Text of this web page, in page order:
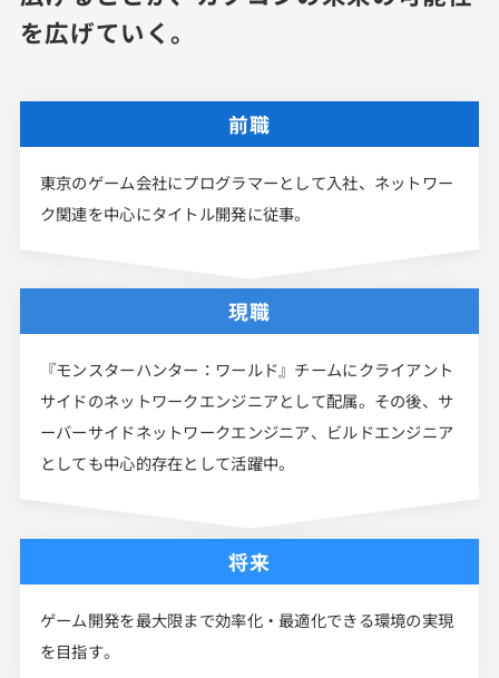
を広げていく。
前職
東京のゲーム会社にプログラマーとして入社、ネットワー
ク関連を中心にタイトル開発に従事。
現職
『モンスターハンター：ワールド』チームにクライアント
サイドのネットワークエンジニアとして配属。その後、サ
ーバーサイドネットワークエンジニア、ビルドエンジニア
としても中心的存在として活躍中。
将来
ゲーム開発を最大限まで効率化・最適化できる環境の実現
を目指す。